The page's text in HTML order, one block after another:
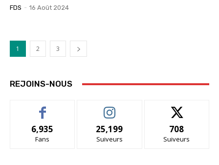
FDS - 16 Août 2024
1 2 3
REJOINS-NOUS
6,935
Fans
25,199
Suiveurs
708
Suiveurs